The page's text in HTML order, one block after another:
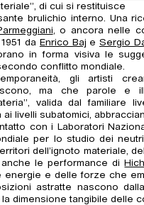
di cui si restituisce
brulichio interno. Una
, o ancora nelle
da Enrico Baj e Sergio
in forma visiva le
conflitto mondiale.
gli artisti
ma che parole e
valida dal familiare
livelli subatomici,
con i Laboratori
per lo studio dei
dell’ignoto materiale,
le performance di
e delle forze che
astratte nascono
dimensione tangibile delle